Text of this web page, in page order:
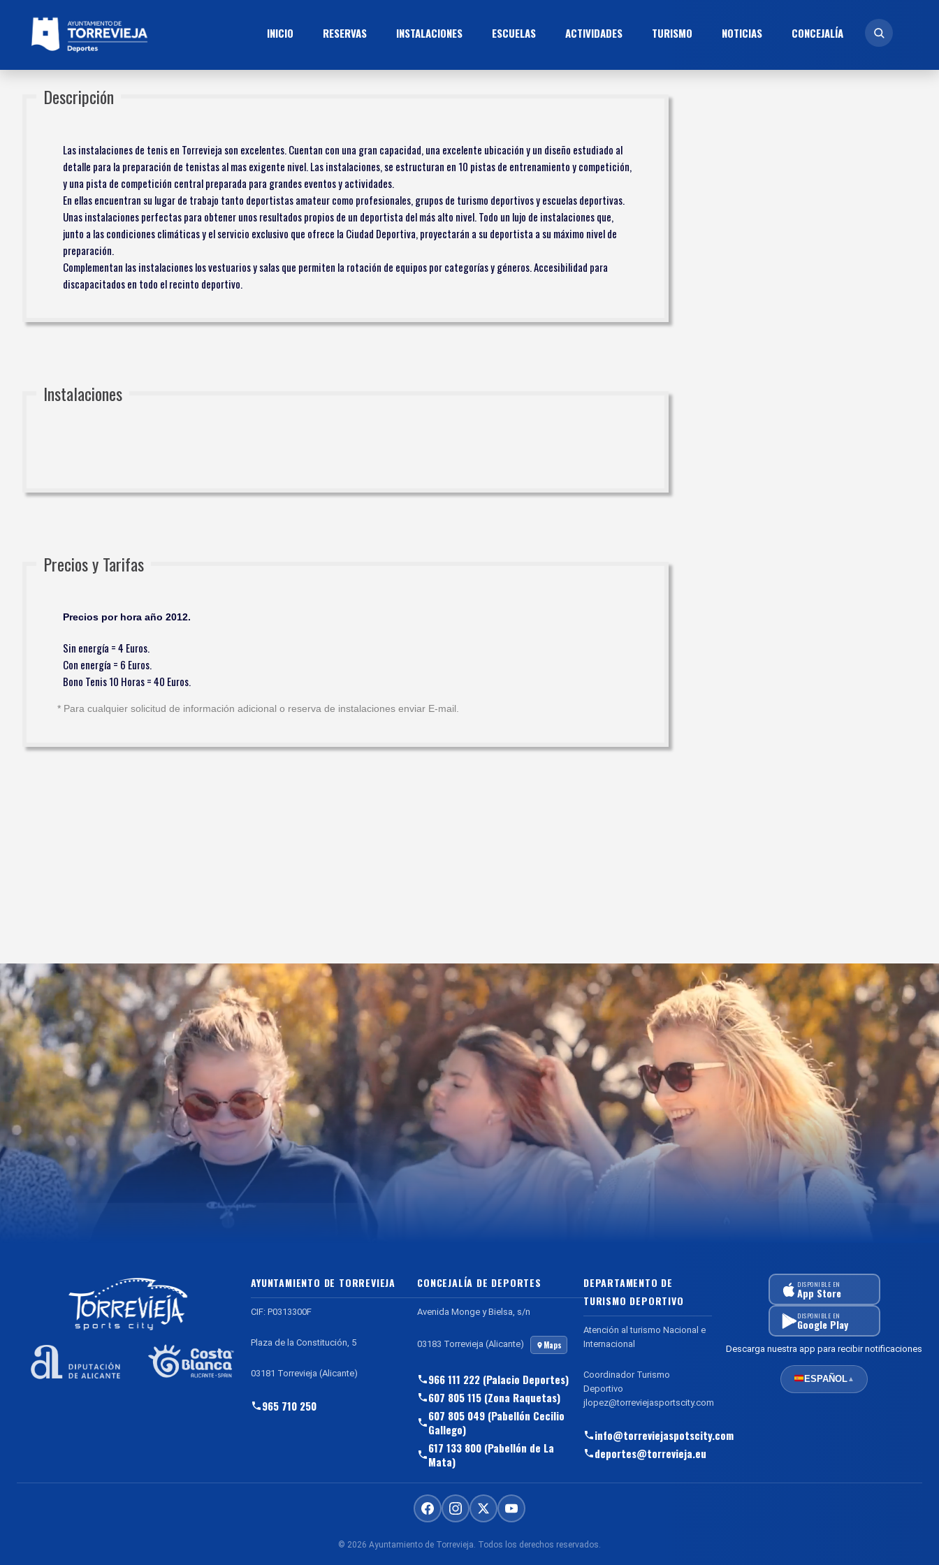
INICIO RESERVAS INSTALACIONES ESCUELAS ACTIVIDADES TURISMO NOTICIAS CONCEJALÍ­A
Descripción
Las instalaciones de tenis en Torrevieja son excelentes. Cuentan con una gran capacidad, una excelente ubicación y un diseño estudiado al
detalle para la preparación de tenistas al mas exigente nivel. Las instalaciones, se estructuran en 10 pistas de entrenamiento y competición,
y una pista de competición central preparada para grandes eventos y actividades.
En ellas encuentran su lugar de trabajo tanto deportistas amateur como profesionales, grupos de turismo deportivos y escuelas deportivas.
Unas instalaciones perfectas para obtener unos resultados propios de un deportista del más alto nivel. Todo un lujo de instalaciones que,
junto a las condiciones climáticas y el servicio exclusivo que ofrece la Ciudad Deportiva, proyectarán a su deportista a su máximo nivel de
preparación.
Complementan las instalaciones los vestuarios y salas que permiten la rotación de equipos por categorías y géneros. Accesibilidad para
discapacitados en todo el recinto deportivo.
Instalaciones
Precios y Tarifas
Precios por hora año 2012.
Sin energía = 4 Euros.
Con energía = 6 Euros.
Bono Tenis 10 Horas = 40 Euros.
* Para cualquier solicitud de información adicional o reserva de instalaciones enviar E-mail.
AYUNTAMIENTO DE TORREVIEJA
CIF: P0313300F
Plaza de la Constitución, 5
03181 Torrevieja (Alicante)
965 710 250
CONCEJALÍA DE DEPORTES
Avenida Monge y Bielsa, s/n
03183 Torrevieja (Alicante) Maps
966 111 222 (Palacio Deportes)
607 805 115 (Zona Raquetas)
607 805 049 (Pabellón Cecilio
Gallego)
617 133 800 (Pabellón de La
Mata)
DEPARTAMENTO DE
TURISMO DEPORTIVO
Atención al turismo Nacional e
Internacional
Coordinador Turismo
Deportivo
jlopez@torreviejasportscity.com
info@torreviejaspotscity.com
deportes@torrevieja.eu
DISPONIBLE EN
App Store
DISPONIBLE EN
Google Play
Descarga nuestra app para recibir notificaciones
ESPAÑOL▲
© 2026 Ayuntamiento de Torrevieja. Todos los derechos reservados.